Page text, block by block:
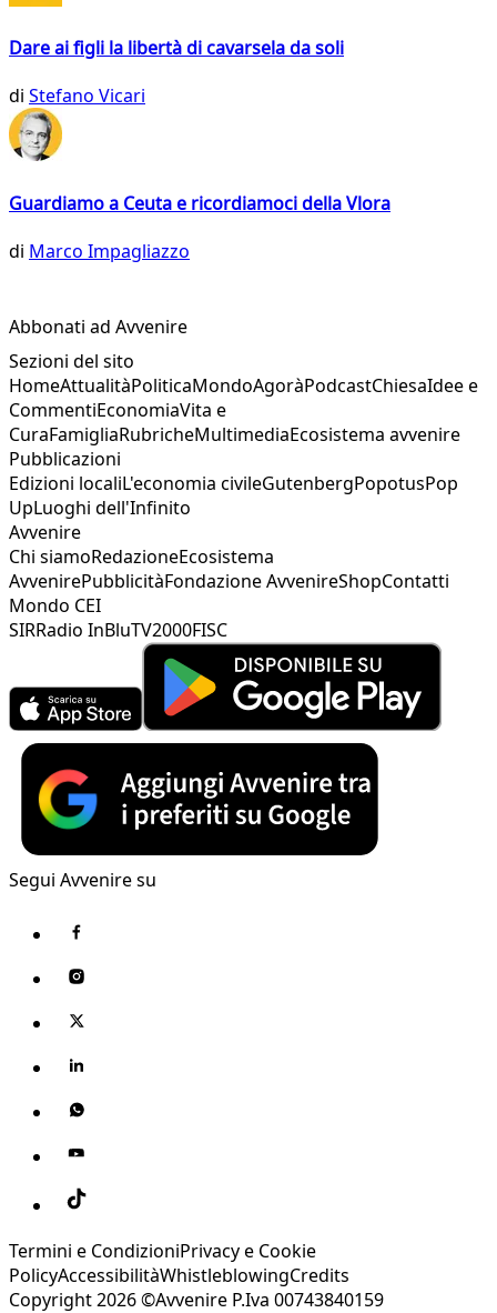
Dare ai figli la libertà di cavarsela da soli
di Stefano Vicari
Guardiamo a Ceuta e ricordiamoci della Vlora
di Marco Impagliazzo
Abbonati ad Avvenire
Sezioni del sito
HomeAttualitàPoliticaMondoAgoràPodcastChiesaIdee e
CommentiEconomiaVita e
CuraFamigliaRubricheMultimediaEcosistema avvenire
Pubblicazioni
Edizioni localiL'economia civileGutenbergPopotusPop
UpLuoghi dell'Infinito
Avvenire
Chi siamoRedazioneEcosistema
AvvenirePubblicitàFondazione AvvenireShopContatti
Mondo CEI
SIRRadio InBluTV2000FISC
Segui Avvenire su
Termini e CondizioniPrivacy e Cookie
PolicyAccessibilitàWhistleblowingCredits
Copyright 2026 ©Avvenire P.Iva 00743840159